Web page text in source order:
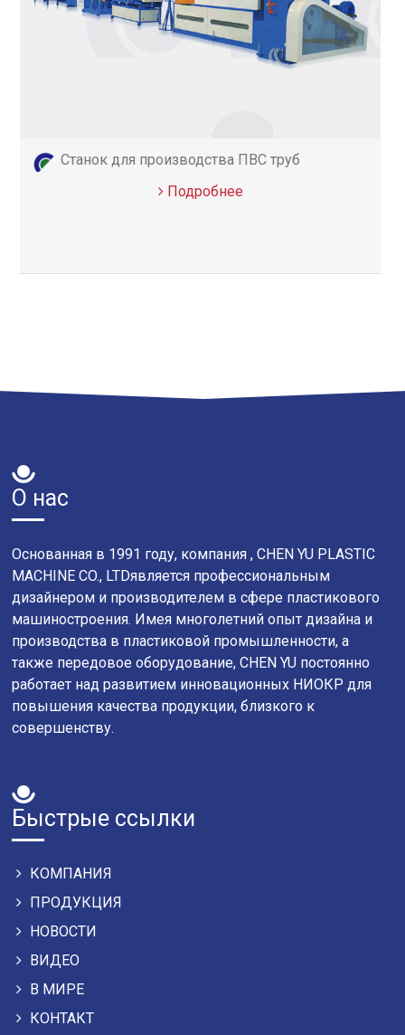
Станок для производства ПВС труб
Подробнее
О нас
Основанная в 1991 году, компания , CHEN YU PLASTIC
MACHINE CO., LTDявляется профессиональным
дизайнером и производителем в сфере пластикового
машиностроения. Имея многолетний опыт дизайна и
производства в пластиковой промышленности, а
также передовое оборудование, CHEN YU постоянно
работает над развитием инновационных НИОКР для
повышения качества продукции, близкого к
совершенству.
Быстрые ссылки
КОМПАНИЯ
ПРОДУКЦИЯ
НОВОСТИ
ВИДЕО
B MИPE
КОНТАКТ